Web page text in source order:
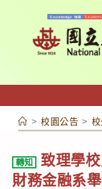
容
> 校園公告 >
轉知
致理學
財務金融系